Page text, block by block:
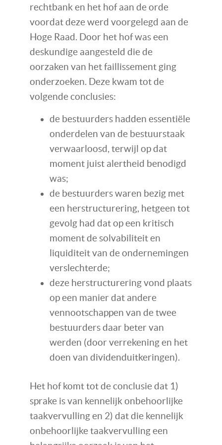
rechtbank en het hof aan de orde
voordat deze werd voorgelegd aan de
Hoge Raad. Door het hof was een
deskundige aangesteld die de
oorzaken van het faillissement ging
onderzoeken. Deze kwam tot de
volgende conclusies:
de bestuurders hadden essentiële
onderdelen van de bestuurstaak
verwaarloosd, terwijl op dat
moment juist alertheid benodigd
was;
de bestuurders waren bezig met
een herstructurering, hetgeen tot
gevolg had dat op een kritisch
moment de solvabiliteit en
liquiditeit van de ondernemingen
verslechterde;
deze herstructurering vond plaats
op een manier dat andere
vennootschappen van de twee
bestuurders daar beter van
werden (door verrekening en het
doen van dividenduitkeringen).
Het hof komt tot de conclusie dat 1)
sprake is van kennelijk onbehoorlijke
taakvervulling en 2) dat die kennelijk
onbehoorlijke taakvervulling een